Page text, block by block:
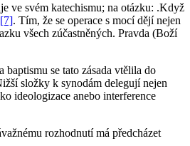
ve svém katechismu; na otázku: .Když
[7]. Tím, že se operace s mocí dějí nejen
všech zúčastněných. Pravda (Boží
se tato zásada vtělila do
složky k synodám delegují nejen
ideologizace anebo interference
rozhodnutí má předcházet